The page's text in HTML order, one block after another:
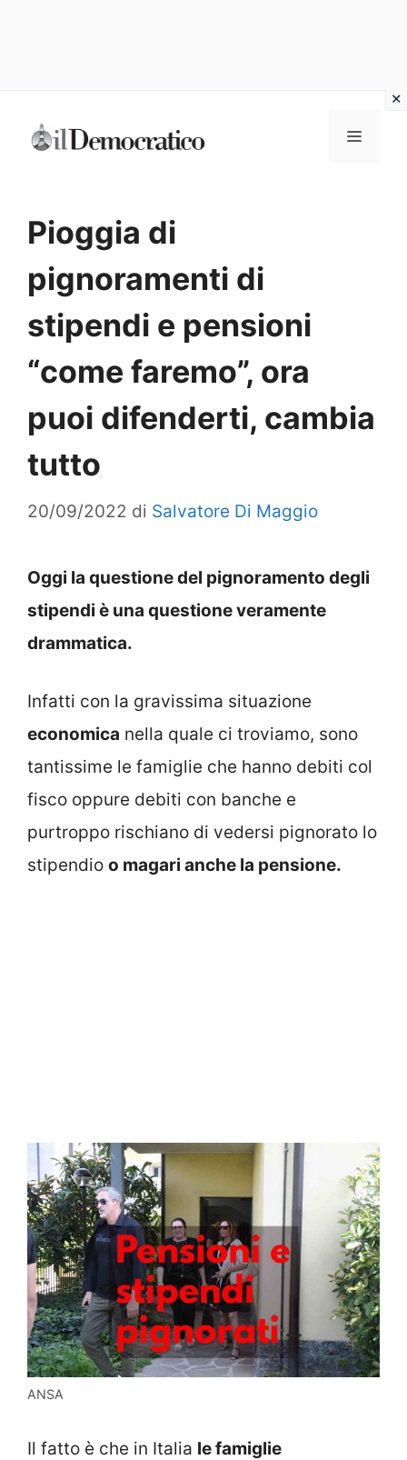
Menu
Pioggia di
pignoramenti di
stipendi e pensioni
“come faremo”, ora
puoi difenderti, cambia
tutto
20/09/2022 di Salvatore Di Maggio
Oggi la questione del pignoramento degli
stipendi è una questione veramente
drammatica.
Infatti con la gravissima situazione
economica nella quale ci troviamo, sono
tantissime le famiglie che hanno debiti col
fisco oppure debiti con banche e
purtroppo rischiano di vedersi pignorato lo
stipendio o magari anche la pensione.
ANSA
Il fatto è che in Italia le famiglie